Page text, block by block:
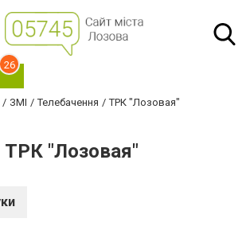
26
ЗМІ Телебачення ТРК "Лозовая"
ТРК "Лозовая"